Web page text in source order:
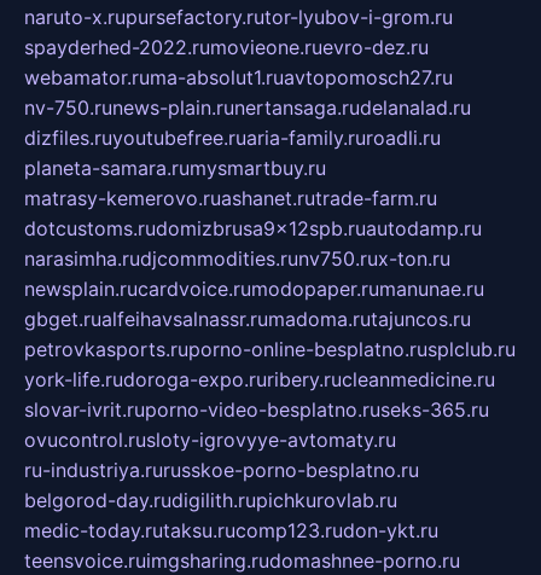
naruto-x.rupursefactory.rutor-lyubov-i-grom.ru
spayderhed-2022.rumovieone.ruevro-dez.ru
webamator.ruma-absolut1.ruavtopomosch27.ru
nv-750.runews-plain.runertansaga.rudelanalad.ru
dizfiles.ruyoutubefree.ruaria-family.ruroadli.ru
planeta-samara.rumysmartbuy.ru
matrasy-kemerovo.ruashanet.rutrade-farm.ru
dotcustoms.rudomizbrusa9x12spb.ruautodamp.ru
narasimha.rudjcommodities.runv750.rux-ton.ru
newsplain.rucardvoice.rumodopaper.rumanunae.ru
gbget.rualfeihavsalnassr.rumadoma.rutajuncos.ru
petrovkasports.ruporno-online-besplatno.rusplclub.ru
york-life.rudoroga-expo.ruribery.rucleanmedicine.ru
slovar-ivrit.ruporno-video-besplatno.ruseks-365.ru
ovucontrol.rusloty-igrovyye-avtomaty.ru
ru-industriya.rurusskoe-porno-besplatno.ru
belgorod-day.rudigilith.rupichkurovlab.ru
medic-today.rutaksu.rucomp123.rudon-ykt.ru
teensvoice.ruimgsharing.rudomashnee-porno.ru